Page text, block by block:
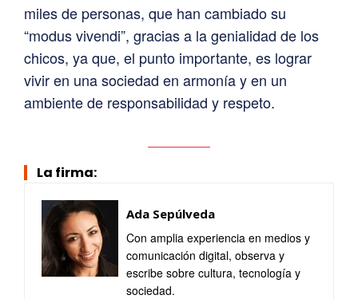
miles de personas, que han cambiado su
“modus vivendi”, gracias a la genialidad de los
chicos, ya que, el punto importante, es lograr
vivir en una sociedad en armonía y en un
ambiente de responsabilidad y respeto.
La firma:
Ada Sepúlveda
Con amplia experiencia en medios y
comunicación digital, observa y
escribe sobre cultura, tecnología y
sociedad.